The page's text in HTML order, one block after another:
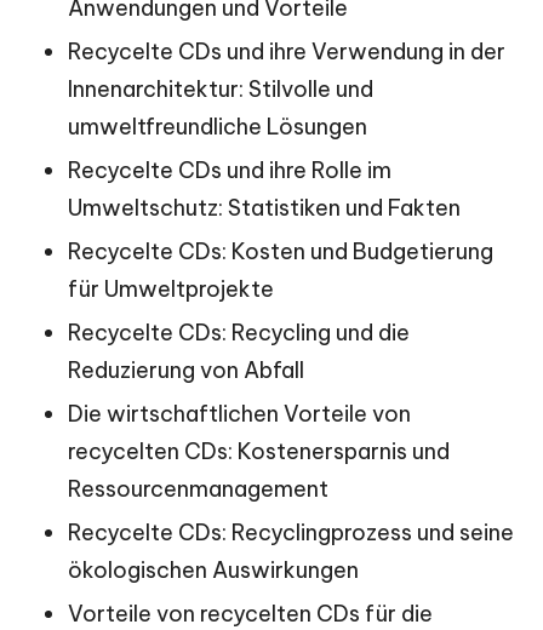
Anwendungen und Vorteile
Recycelte CDs und ihre Verwendung in der
Innenarchitektur: Stilvolle und
umweltfreundliche Lösungen
Recycelte CDs und ihre Rolle im
Umweltschutz: Statistiken und Fakten
Recycelte CDs: Kosten und Budgetierung
für Umweltprojekte
Recycelte CDs: Recycling und die
Reduzierung von Abfall
Die wirtschaftlichen Vorteile von
recycelten CDs: Kostenersparnis und
Ressourcenmanagement
Recycelte CDs: Recyclingprozess und seine
ökologischen Auswirkungen
Vorteile von recycelten CDs für die